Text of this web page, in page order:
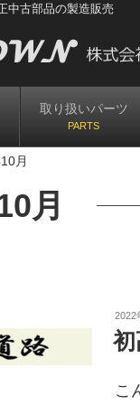
中古部品の製造販売
切に 循環型社会を
取り扱いパーツ
月
月
2022
こ